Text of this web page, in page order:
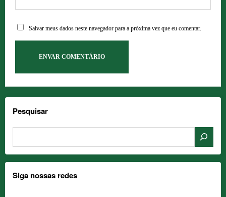
Salvar meus dados neste navegador para a próxima vez que eu comentar.
Pesquisar
Siga nossas redes